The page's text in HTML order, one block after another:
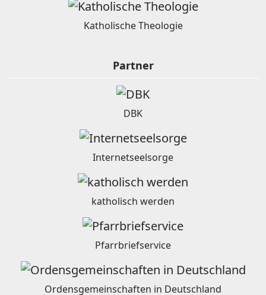
Katholische Theologie
Partner
DBK
Internetseelsorge
katholisch werden
Pfarrbriefservice
Ordensgemeinschaften in Deutschland